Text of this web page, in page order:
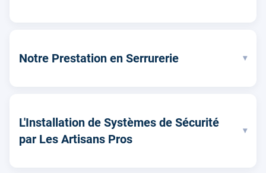
Notre Prestation en Serrurerie ▾
L'Installation de Systèmes de Sécurité
par Les Artisans Pros
▾